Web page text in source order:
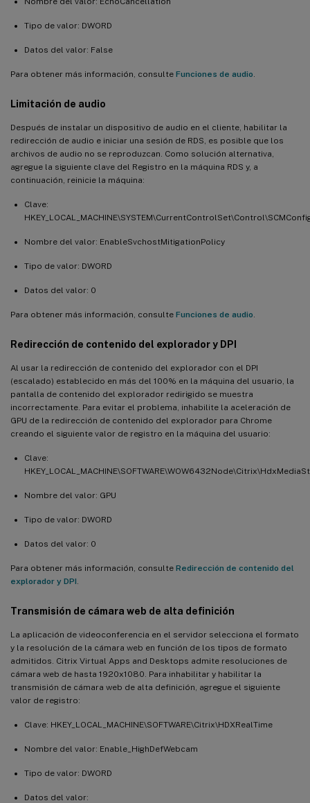
Tipo de valor: DWORD
Datos del valor: False
Para obtener más información, consulte Funciones de audio
Limitación de audio
Después de instalar un dispositivo de audio en el cliente, habilitar la
redirección de audio e iniciar una sesión de RDS, es posible que los
archivos de audio no se reproduzcan. Como solución alternativa,
agregue la siguiente clave del Registro en la máquina RDS y, a
continuación, reinicie la máquina:
Clave:
Nombre del valor: EnableSvchostMitigationPolicy
Tipo de valor: DWORD
Datos del valor: 0
Para obtener más información, consulte Funciones de audio
Redirección de contenido del explorador y DPI
Al usar la redirección de contenido del explorador con el DPI
(escalado) establecido en más del 100% en la máquina del usuario, la
pantalla de contenido del explorador redirigido se muestra
incorrectamente. Para evitar el problema, inhabilite la aceleración de
GPU de la redirección de contenido del explorador para Chrome
creando el siguiente valor de registro en la máquina del usuario:
Clave:
Nombre del valor: GPU
Tipo de valor: DWORD
Datos del valor: 0
Para obtener más información, consulte Redirección de contenido del
explorador y DPI
Transmisión de cámara web de alta definición
La aplicación de videoconferencia en el servidor selecciona el formato
y la resolución de la cámara web en función de los tipos de formato
admitidos. Citrix Virtual Apps and Desktops admite resoluciones de
cámara web de hasta 1920x1080. Para inhabilitar y habilitar la
transmisión de cámara web de alta definición, agregue el siguiente
valor de registro:
Clave: HKEY_LOCAL_MACHINE\SOFTWARE\Citrix\HDXRealTime
Nombre del valor: Enable_HighDefWebcam
Tipo de valor: DWORD
Datos del valor: